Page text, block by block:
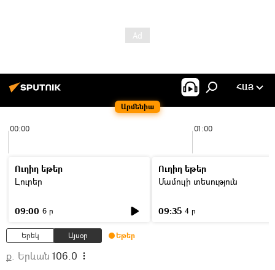
Արմենիա
ՀԱՅ
00:00 01:00
Ուղիղ եթեր
Լուրեր
09:00 6 ր
Ուղիղ եթեր
Մամուլի տեսություն
09:35 4 ր
Երեկ Այսօր Եթեր
ք. Երևան 106.0